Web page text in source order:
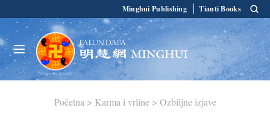
Minghui Publishing Tianti Books
Početna > Karma i vrline> Ozbiljne izjave